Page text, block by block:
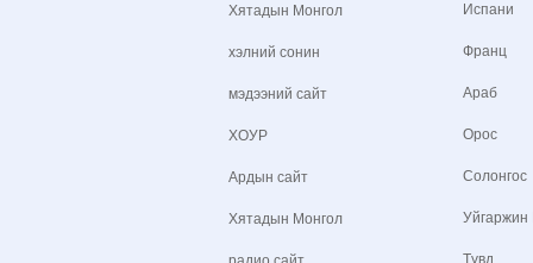
Хятадын Монгол
хэлний сонин
мэдээний сайт
ХОУР
Ардын сайт
Хятадын Монгол
Испани
Франц
Араб
Орос
Солонгос
Уйгаржин
Түвд